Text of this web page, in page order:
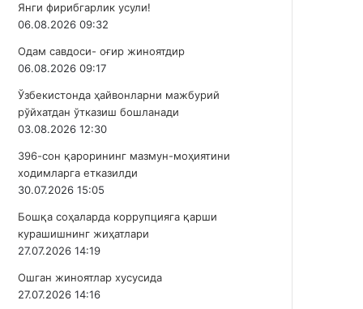
Янги фирибгарлик усули!
06.08.2026 09:32
Одам савдоси- оғир жиноятдир
06.08.2026 09:17
Ўзбекистонда ҳайвонларни мажбурий
рўйхатдан ўтказиш бошланади
03.08.2026 12:30
396-сон қарорининг мазмун-моҳиятини
ходимларга етказилди
30.07.2026 15:05
Бошқа соҳаларда коррупцияга қарши
курашишнинг жиҳатлари
27.07.2026 14:19
Ошган жиноятлар хусусида
27.07.2026 14:16